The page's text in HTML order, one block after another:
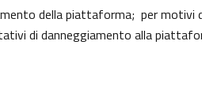
della piattaforma; per motivi
di danneggiamento alla